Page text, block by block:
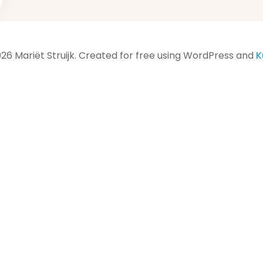
Mariët Struijk. Created for free using WordPress and